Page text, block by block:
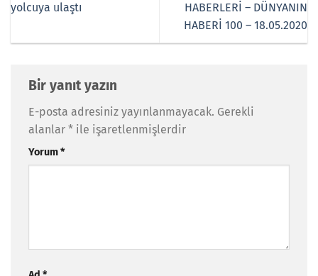
yolcuya ulaştı
HABERLERİ – DÜNYANIN
HABERİ 100 – 18.05.2020
Bir yanıt yazın
E-posta adresiniz yayınlanmayacak. Gerekli
alanlar * ile işaretlenmişlerdir
Yorum*